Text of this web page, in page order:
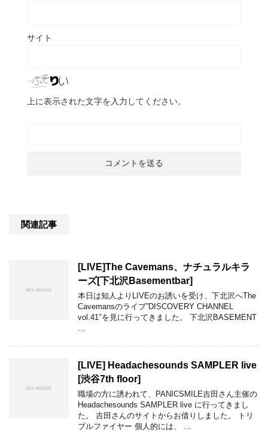
サイト
上に表示された文字を入力してください。
関連記事
[LIVE]The Cavemans、ナチュラルキラ
ーズ[下北沢Basementbar]
本日は知人よりLIVEのお誘いを受け、下北沢へThe
Cavemansのライブ”DISCOVERY CHANNEL
vol.41″を見に行ってきました。 下北沢BASEMENT
[LIVE] Headachesounds SAMPLER live
[渋谷7th floor]
職場の方に誘われて、PANICSMILE吉田さん主催の
Headachesounds SAMPLER live に行ってきまし
た。 吉田さんのサイトからお借りしました。 トリ
プルファイヤー 個人的には、 …